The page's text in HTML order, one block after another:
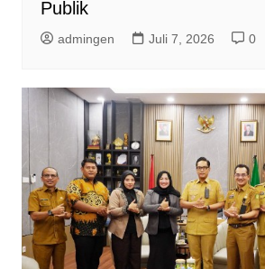
Publik
admingen Juli 7, 2026 0